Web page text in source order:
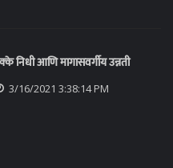
निधी आणि मागासवर्गीय उन्नती
3/16/2021 3:38:14 PM